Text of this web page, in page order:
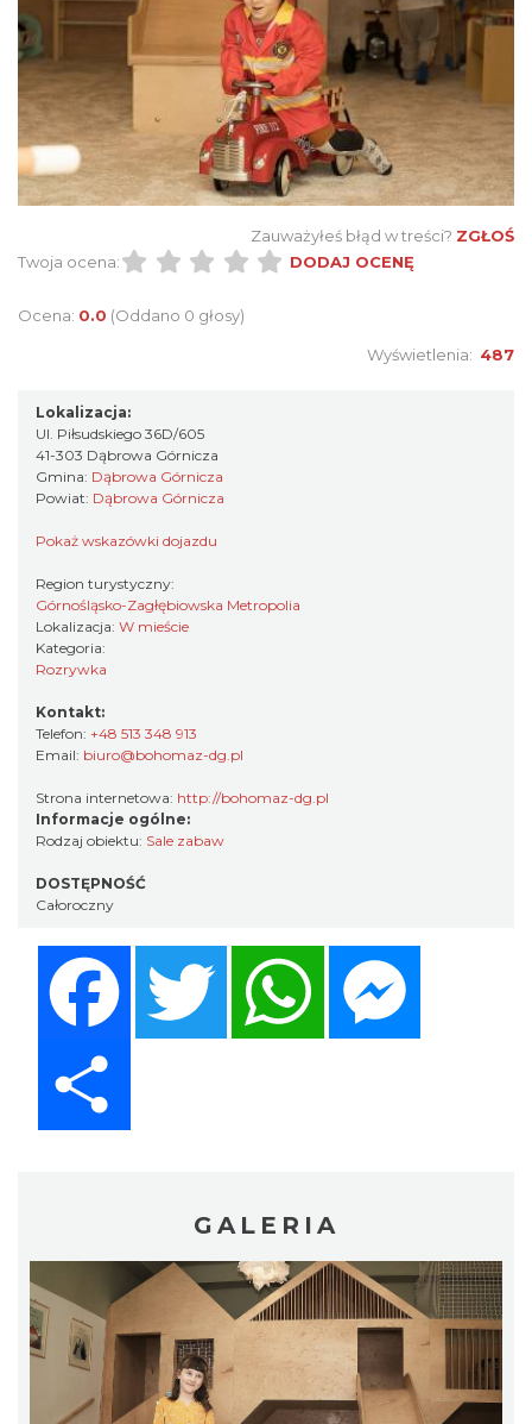
Zauważyłeś błąd w treści? ZGŁOŚ
Twoja ocena:
DODAJ OCENĘ
Ocena: 0.0 (Oddano 0 głosy)
Wyświetlenia: 487
Lokalizacja:
Ul. Piłsudskiego 36D/605
41-303 Dąbrowa Górnicza
Gmina: Dąbrowa Górnicza
Powiat: Dąbrowa Górnicza
Pokaż wskazówki dojazdu
Region turystyczny:
Górnośląsko-Zagłębiowska Metropolia
Lokalizacja: W mieście
Kategoria:
Rozrywka
Kontakt:
Telefon: +48 513 348 913
Email: biuro@bohomaz-dg.pl
Strona internetowa: http://bohomaz-dg.pl
Informacje ogólne:
Rodzaj obiektu: Sale zabaw
DOSTĘPNOŚĆ
Całoroczny
Twitter WhatsApp
GALERIA